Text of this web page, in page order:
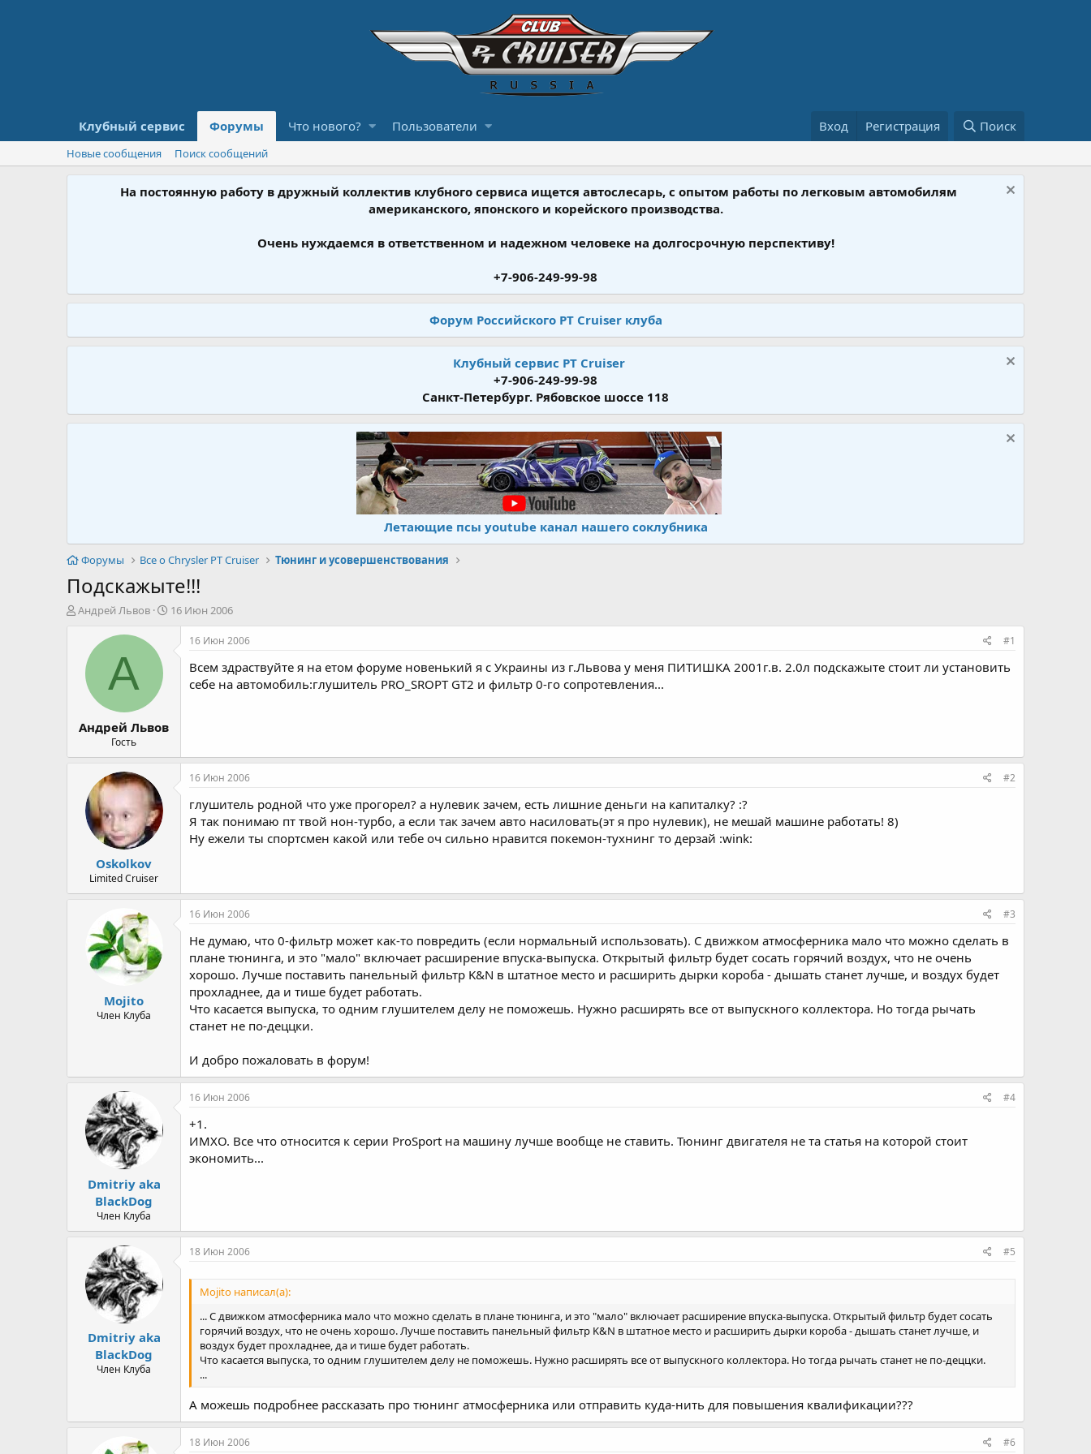
Клубный сервис Форумы Что нового? Пользователи Вход Регистрация Поиск
Новые сообщения Поиск сообщений
На постоянную работу в дружный коллектив клубного сервиса ищется автослесарь, с опытом работы по легковым автомобилям
американского, японского и корейского производства.
Очень нуждаемся в ответственном и надежном человеке на долгосрочную перспективу!
+7-906-249-99-98
Форум Российского PT Cruiser клуба
Клубный сервис PT Cruiser
+7-906-249-99-98
Санкт-Петербург. Рябовское шоссе 118
Летающие псы youtube канал нашего соклубника
Форумы Все о Chrysler PT Cruiser Тюнинг и усовершенствования
Подскажыте!!!
А
ы
Андрей Львов
Д
16 Июн 2006
А
Андрей Львов
Гость
16 Июн 2006 #1
Всем здраствуйте я на етом форуме новенький я с Украины из г.Львова у меня ПИТИШКА 2001г.в. 2.0л подскажыте стоит ли установить
себе на автомобиль:глушитель PRO_SROPT GT2 и фильтр 0-го сопротевления...
Oskolkov
Limited Cruiser
16 Июн 2006 #2
глушитель родной что уже прогорел? а нулевик зачем, есть лишние деньги на капиталку? :?
Я так понимаю пт твой нон-турбо, а если так зачем авто насиловать(эт я про нулевик), не мешай машине работать! 8)
Ну ежели ты спортсмен какой или тебе оч сильно нравится покемон-тухнинг то дерзай :wink:
Mojito
Член Клуба
16 Июн 2006 #3
Не думаю, что 0-фильтр может как-то повредить (если нормальный использовать). С движком атмосферника мало что можно сделать в
плане тюнинга, и это "мало" включает расширение впуска-выпуска. Открытый фильтр будет сосать горячий воздух, что не очень
хорошо. Лучше поставить панельный фильтр K&N в штатное место и расширить дырки короба - дышать станет лучше, и воздух будет
прохладнее, да и тише будет работать.
Что касается выпуска, то одним глушителем делу не поможешь. Нужно расширять все от выпускного коллектора. Но тогда рычать
станет не по-деццки.
И добро пожаловать в форум!
Dmitriy aka
BlackDog
Член Клуба
16 Июн 2006 #4
+1.
ИМХО. Все что относится к серии ProSport на машину лучше вообще не ставить. Тюнинг двигателя не та статья на которой стоит
экономить...
Dmitriy aka
BlackDog
Член Клуба
18 Июн 2006 #5
Mojito написал(а):
... С движком атмосферника мало что можно сделать в плане тюнинга, и это "мало" включает расширение впуска-выпуска. Открытый фильтр будет сосать
горячий воздух, что не очень хорошо. Лучше поставить панельный фильтр K&N в штатное место и расширить дырки короба - дышать станет лучше, и
воздух будет прохладнее, да и тише будет работать.
Что касается выпуска, то одним глушителем делу не поможешь. Нужно расширять все от выпускного коллектора. Но тогда рычать станет не по-деццки.
...
А можешь подробнее рассказать про тюнинг атмосферника или отправить куда-нить для повышения квалификации???
18 Июн 2006 #6